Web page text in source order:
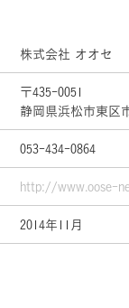
株式会社 オオセ
〒435-0051
静岡県浜松市東区
053-434-0864
http://www.oose-
2014年11月